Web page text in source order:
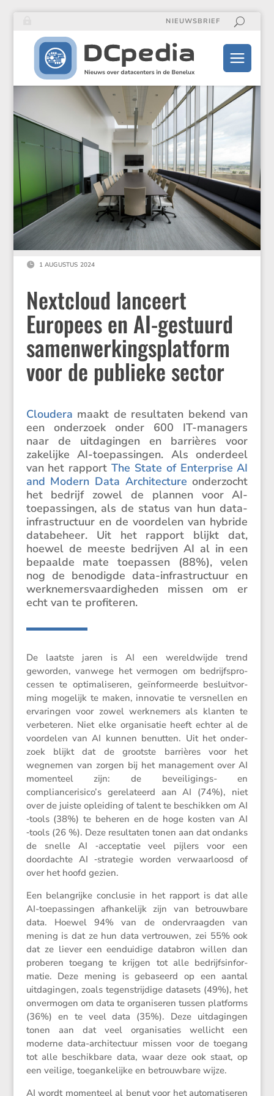
NIEUWSBRIEF
 1 AUGUSTUS 2024
Nextcloud lanceert
Europees en AI-gestuurd
samenwerkingsplatform
voor de publieke sector
Cloudera maakt de resul­taten bekend van
een onder­zoek onder 600 IT-managers
naar de uitda­gingen en barri­ères voor
zakelijke AI-toepas­singen. Als onder­deel
van het rapportThe State of Enter­prise AI
and Modern Data Archi­tec­ture onder­zocht
het bedrijf zowel de plannen voor AI-
toepas­singen, als de status van hun data-
infra­struc­tuur en de voordelen van hybride
databe­heer. Uit het rapport blijkt dat,
hoewel de meeste bedrijven AI al in een
bepaalde mate toepassen (88%), velen
nog de benodigde data-infra­struc­tuur en
werkne­mers­vaar­dig­heden missen om er
echt van te profiteren.
De laatste jaren is AI een wereld­wijde trend
geworden, vanwege het vermogen om bedrijfs­pro­
cessen te optima­li­seren, geïnfor­meerde besluit­vor­
ming mogelijk te maken, innovatie te versnellen en
ervaringen voor zowel werkne­mers als klanten te
verbe­teren. Niet elke organi­satie heeft echter al de
voordelen van AI kunnen benutten. Uit het onder­
zoek blijkt dat de grootste barri­ères voor het
wegnemen van zorgen bij het manage­ment over AI
momen­teel zijn: de bevei­li­gings- en
compliancerisico’s gerela­teerd aan AI (74%), niet
over de juiste oplei­ding of talent te beschikken om AI
‑tools (38%) te beheren en de hoge kosten van AI
‑tools (26 %). Deze resul­taten tonen aan dat ondanks
de snelle AI ‑accep­tatie veel pijlers voor een
doordachte AI ‑strategie worden verwaar­loosd of
over het hoofd gezien.
Een belang­rijke conclusie in het rapport is dat alle
AI-toepas­singen afhan­ke­lijk zijn van betrouw­bare
data. Hoewel 94% van de onder­vraagden van
mening is dat ze hun data vertrouwen, zei 55% ook
dat ze liever een eendui­dige databron willen dan
proberen toegang te krijgen tot alle bedrijfs­in­for­
matie. Deze mening is gebaseerd op een aantal
uitda­gingen, zoals tegen­strij­dige datasets (49%), het
onver­mogen om data te organi­seren tussen platforms
(36%) en te veel data (35%). Deze uitda­gingen
tonen aan dat veel organi­sa­ties wellicht een
moderne data-archi­tec­tuur missen voor de toegang
tot alle beschik­bare data, waar deze ook staat, op
een veilige, toegan­ke­lijke en betrouw­bare wijze.
AI wordt momen­teel al benut voor het automa­ti­seren